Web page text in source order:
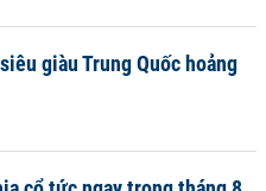
giàu Trung Quốc hoảng